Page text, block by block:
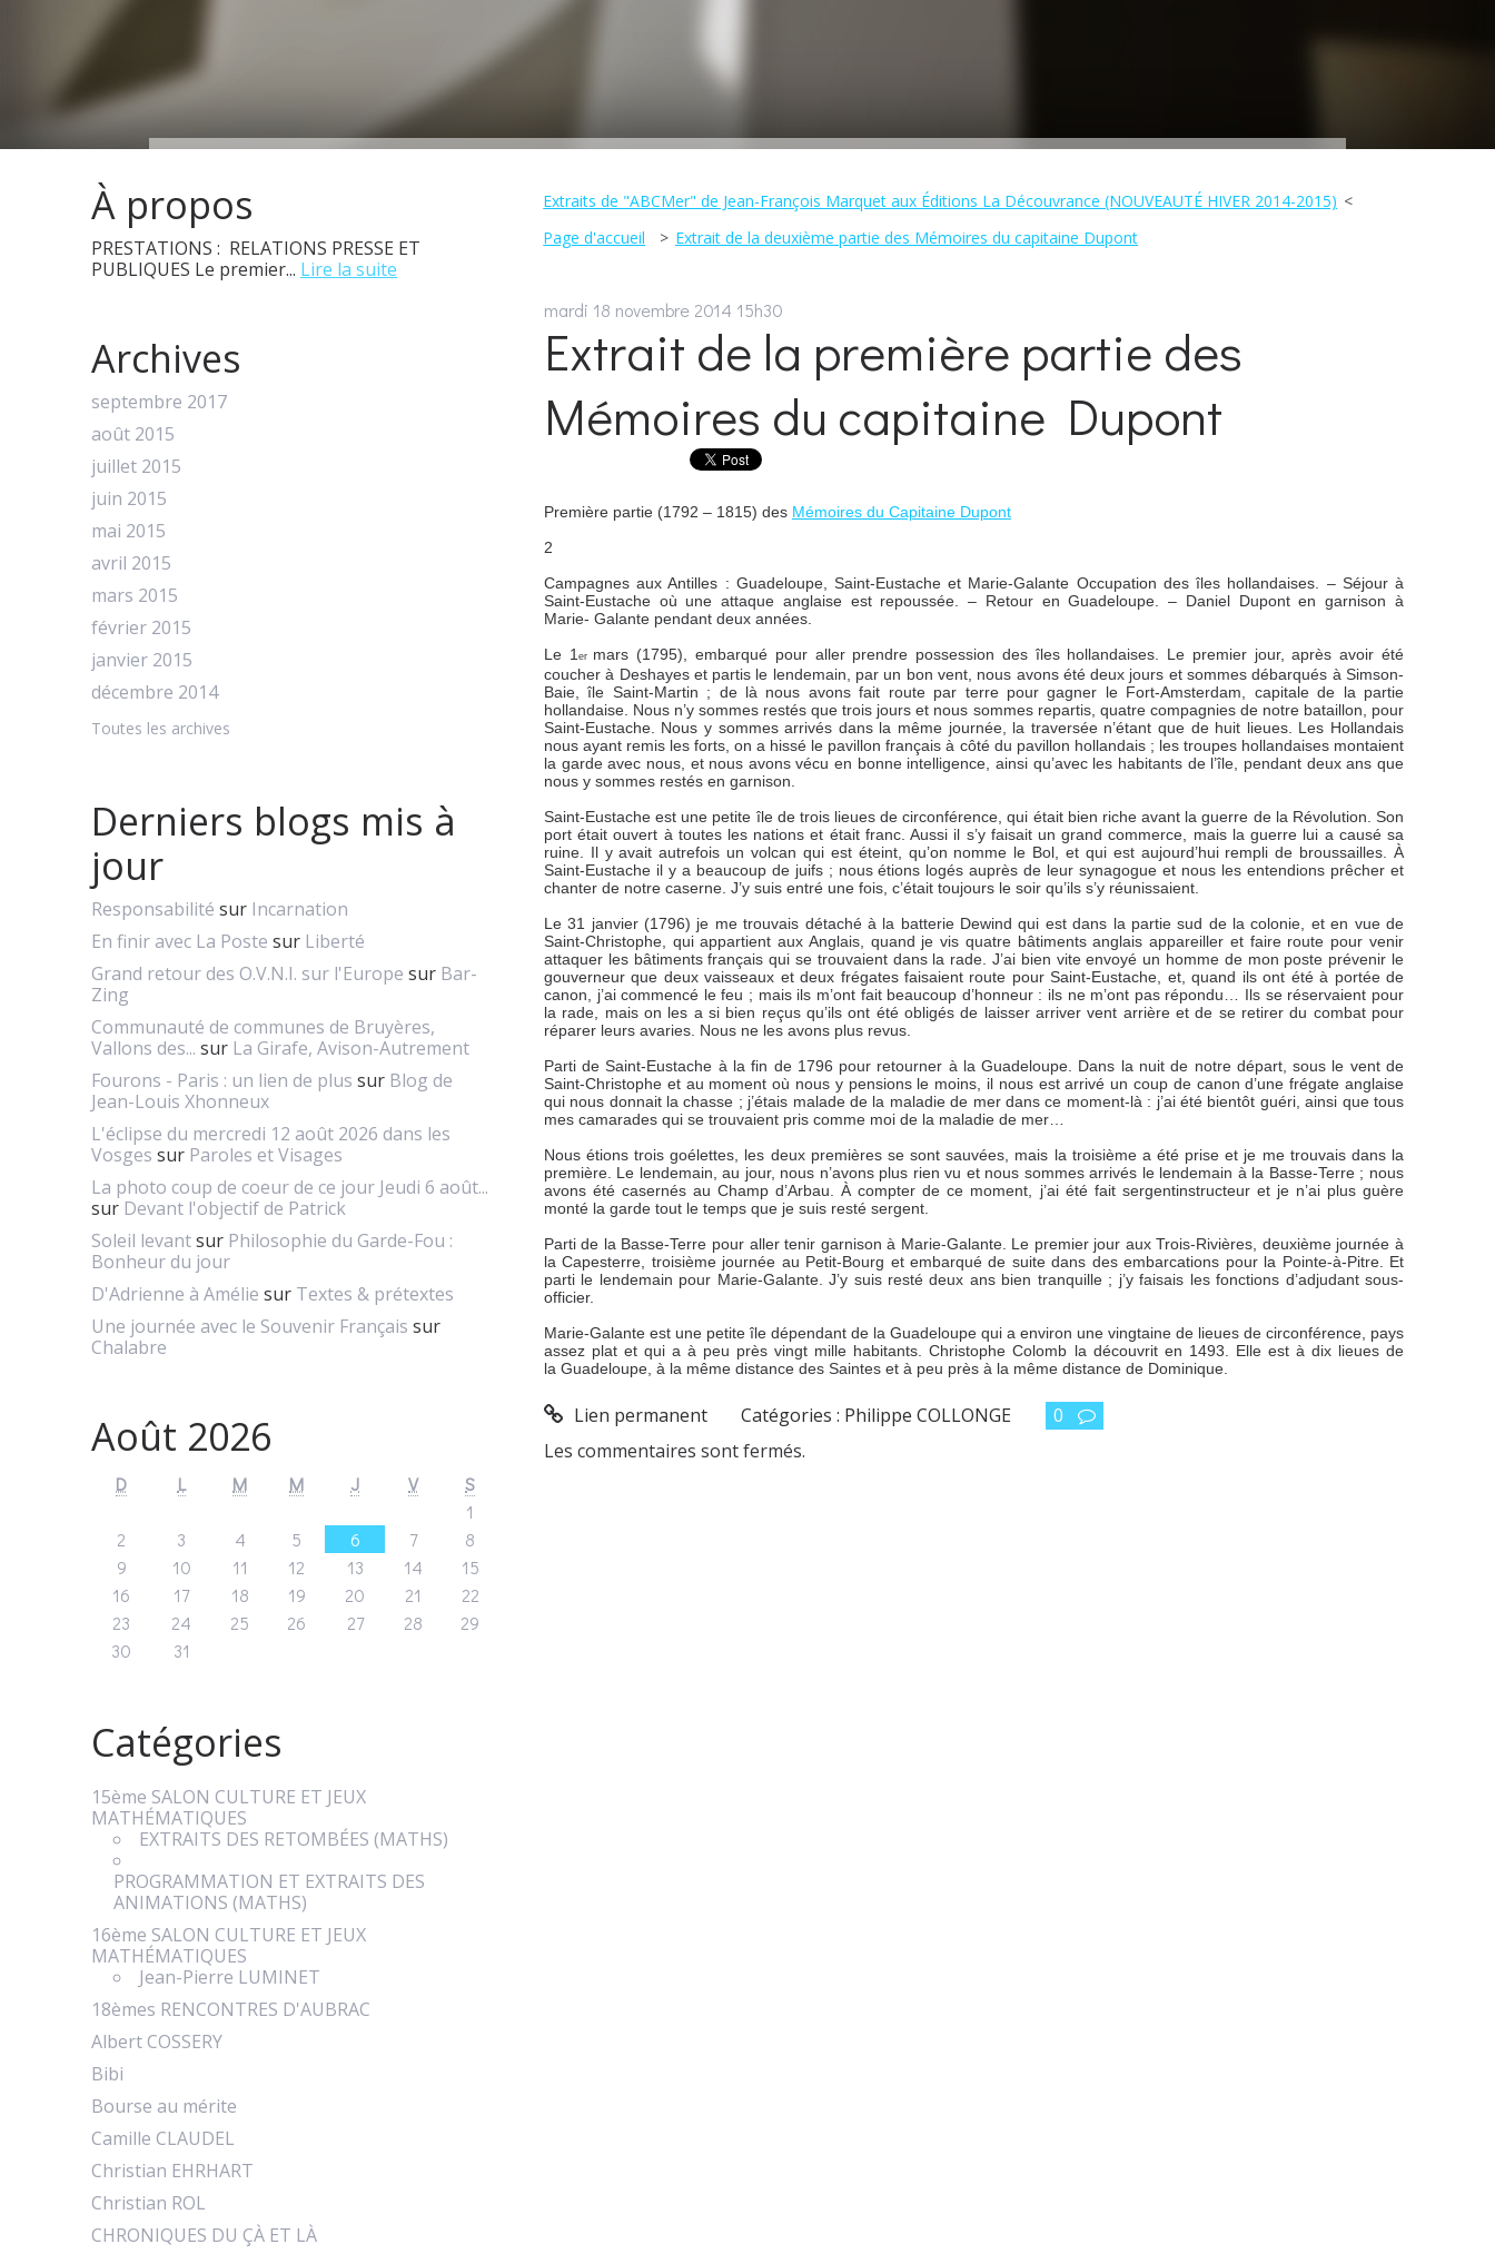
À propos
PRESTATIONS : RELATIONS PRESSE ET
PUBLIQUES Le premier... Lire la suite
Archives
septembre 2017
août 2015
juillet 2015
juin 2015
mai 2015
avril 2015
mars 2015
février 2015
janvier 2015
décembre 2014
Toutes les archives
Derniers blogs mis à
jour
Responsabilité sur Incarnation
En finir avec La Poste sur Liberté
Grand retour des O.V.N.I. sur l'Europe sur Bar-
Zing
Communauté de communes de Bruyères,
Vallons des... sur La Girafe, Avison-Autrement
Fourons - Paris : un lien de plus sur Blog de
Jean-Louis Xhonneux
L'éclipse du mercredi 12 août 2026 dans les
Vosges sur Paroles et Visages
La photo coup de coeur de ce jour Jeudi 6 août...
sur Devant l'objectif de Patrick
Soleil levantsur Philosophie du Garde-Fou :
Bonheur du jour
D'Adrienne à Amélie sur Textes & prétextes
Une journée avec le Souvenir Français sur
Chalabre
Août 2026
D L M M J V
S
1
2
3 4 5 6 7
8
9
10 11 12 13 14
15
16
17 18 19 20 21
22
23
24 25 26 27 28
29
30
31
Catégories
15ème SALON CULTURE ET JEUX
MATHÉMATIQUES
EXTRAITS DES RETOMBÉES (MATHS)
PROGRAMMATION ET EXTRAITS DES
ANIMATIONS (MATHS)
16ème SALON CULTURE ET JEUX
MATHÉMATIQUES
Jean-Pierre LUMINET
18èmes RENCONTRES D'AUBRAC
Albert COSSERY
Bibi
Bourse au mérite
Camille CLAUDEL
Christian EHRHART
Christian ROL
CHRONIQUES DU ÇÀ ET LÀ
Extraits de "ABCMer" de Jean-François Marquet aux Éditions La Découvrance (NOUVEAUTÉ HIVER 2014-2015)
Page d'accueil
Extrait de la deuxième partie des Mémoires du capitaine Dupont
mardi 18 novembre 2014 15h30
Extrait de la première partie des
Mémoires du capitaine Dupont
Première partie (1792 – 1815) des Mémoires du Capitaine Dupont
2
Campagnes aux Antilles : Guadeloupe, Saint-Eustache et Marie-Galante Occupation des îles hollandaises. – Séjour à
Saint-Eustache où une attaque anglaise est repoussée. – Retour en Guadeloupe. – Daniel Dupont en garnison à
Marie- Galante pendant deux années.
Le 1 er mars (1795), embarqué pour aller prendre possession des îles hollandaises. Le premier jour, après avoir été
coucher à Deshayes et partis le lendemain, par un bon vent, nous avons été deux jours et sommes débarqués à Simson-
Baie, île Saint-Martin ; de là nous avons fait route par terre pour gagner le Fort-Amsterdam, capitale de la partie
hollandaise. Nous n’y sommes restés que trois jours et nous sommes repartis, quatre compagnies de notre bataillon, pour
Saint-Eustache. Nous y sommes arrivés dans la même journée, la traversée n’étant que de huit lieues. Les Hollandais
nous ayant remis les forts, on a hissé le pavillon français à côté du pavillon hollandais ; les troupes hollandaises montaient
la garde avec nous, et nous avons vécu en bonne intelligence, ainsi qu’avec les habitants de l’île, pendant deux ans que
nous y sommes restés en garnison.
Saint-Eustache est une petite île de trois lieues de circonférence, qui était bien riche avant la guerre de la Révolution. Son
port était ouvert à toutes les nations et était franc. Aussi il s’y faisait un grand commerce, mais la guerre lui a causé sa
ruine. Il y avait autrefois un volcan qui est éteint, qu’on nomme le Bol, et qui est aujourd’hui rempli de broussailles. À
Saint-Eustache il y a beaucoup de juifs ; nous étions logés auprès de leur synagogue et nous les entendions prêcher et
chanter de notre caserne. J’y suis entré une fois, c’était toujours le soir qu’ils s’y réunissaient.
Le 31 janvier (1796) je me trouvais détaché à la batterie Dewind qui est dans la partie sud de la colonie, et en vue de
Saint-Christophe, qui appartient aux Anglais, quand je vis quatre bâtiments anglais appareiller et faire route pour venir
attaquer les bâtiments français qui se trouvaient dans la rade. J’ai bien vite envoyé un homme de mon poste prévenir le
gouverneur que deux vaisseaux et deux frégates faisaient route pour Saint-Eustache, et, quand ils ont été à portée de
canon, j’ai commencé le feu ; mais ils m’ont fait beaucoup d’honneur : ils ne m’ont pas répondu… Ils se réservaient pour
la rade, mais on les a si bien reçus qu’ils ont été obligés de laisser arriver vent arrière et de se retirer du combat pour
réparer leurs avaries. Nous ne les avons plus revus.
Parti de Saint-Eustache à la fin de 1796 pour retourner à la Guadeloupe. Dans la nuit de notre départ, sous le vent de
Saint-Christophe et au moment où nous y pensions le moins, il nous est arrivé un coup de canon d’une frégate anglaise
qui nous donnait la chasse ; j’étais malade de la maladie de mer dans ce moment-là : j’ai été bientôt guéri, ainsi que tous
mes camarades qui se trouvaient pris comme moi de la maladie de mer…
Nous étions trois goélettes, les deux premières se sont sauvées, mais la troisième a été prise et je me trouvais dans la
première. Le lendemain, au jour, nous n’avons plus rien vu et nous sommes arrivés le lendemain à la Basse-Terre ; nous
avons été casernés au Champ d’Arbau. À compter de ce moment, j’ai été fait sergentinstructeur et je n’ai plus guère
monté la garde tout le temps que je suis resté sergent.
Parti de la Basse-Terre pour aller tenir garnison à Marie-Galante. Le premier jour aux Trois-Rivières, deuxième journée à
la Capesterre, troisième journée au Petit-Bourg et embarqué de suite dans des embarcations pour la Pointe-à-Pitre. Et
parti le lendemain pour Marie-Galante. J’y suis resté deux ans bien tranquille ; j’y faisais les fonctions d’adjudant sous-
officier.
Marie-Galante est une petite île dépendant de la Guadeloupe qui a environ une vingtaine de lieues de circonférence, pays
assez plat et qui a à peu près vingt mille habitants. Christophe Colomb la découvrit en 1493. Elle est à dix lieues de
la Guadeloupe, à la même distance des Saintes et à peu près à la même distance de Dominique.
Lien permanent Catégories : Philippe COLLONGE
0
Les commentaires sont fermés.